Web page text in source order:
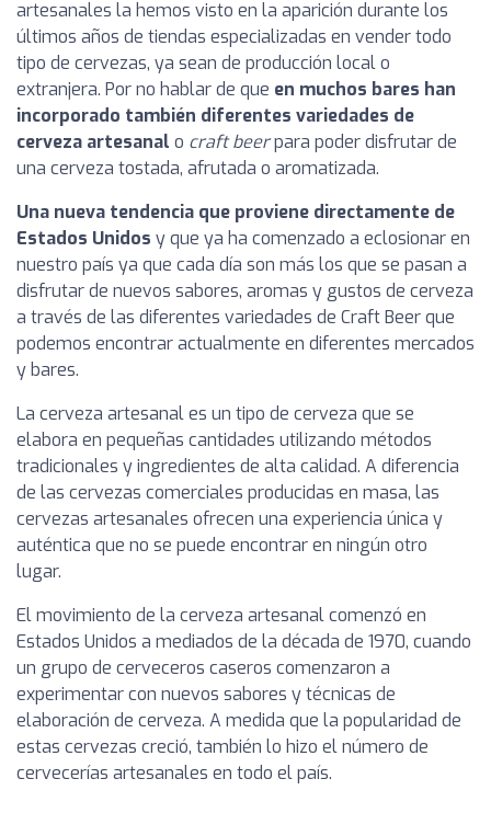
artesanales la hemos visto en la aparición durante los
últimos años de tiendas especializadas en vender todo
tipo de cervezas, ya sean de producción local o
extranjera. Por no hablar de que en muchos bares han
incorporado también diferentes variedades de
cerveza artesanal o craft beerpara poder disfrutar de
una cerveza tostada, afrutada o aromatizada.
Una nueva tendencia que proviene directamente de
Estados Unidos y que ya ha comenzado a eclosionar en
nuestro país ya que cada día son más los que se pasan a
disfrutar de nuevos sabores, aromas y gustos de cerveza
a través de las diferentes variedades de Craft Beer que
podemos encontrar actualmente en diferentes mercados
y bares.
La cerveza artesanal es un tipo de cerveza que se
elabora en pequeñas cantidades utilizando métodos
tradicionales y ingredientes de alta calidad. A diferencia
de las cervezas comerciales producidas en masa, las
cervezas artesanales ofrecen una experiencia única y
auténtica que no se puede encontrar en ningún otro
lugar.
El movimiento de la cerveza artesanal comenzó en
Estados Unidos a mediados de la década de 1970, cuando
un grupo de cerveceros caseros comenzaron a
experimentar con nuevos sabores y técnicas de
elaboración de cerveza. A medida que la popularidad de
estas cervezas creció, también lo hizo el número de
cervecerías artesanales en todo el país.